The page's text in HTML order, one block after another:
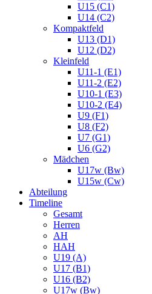
U15 (C1)
U14 (C2)
Kompaktfeld
U13 (D1)
U12 (D2)
Kleinfeld
U11-1 (E1)
U11-2 (E2)
U10-1 (E3)
U10-2 (E4)
U9 (F1)
U8 (F2)
U7 (G1)
U6 (G2)
Mädchen
U17w (Bw)
U15w (Cw)
Abteilung
Timeline
Gesamt
Herren
AH
HAH
U19 (A)
U17 (B1)
U16 (B2)
U17w (Bw)